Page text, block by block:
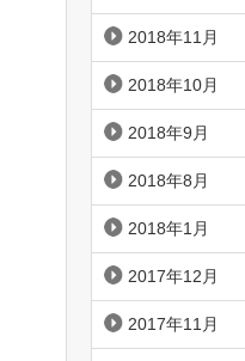
2018年11月
2018年10月
2018年9月
2018年8月
2018年1月
2017年12月
2017年11月